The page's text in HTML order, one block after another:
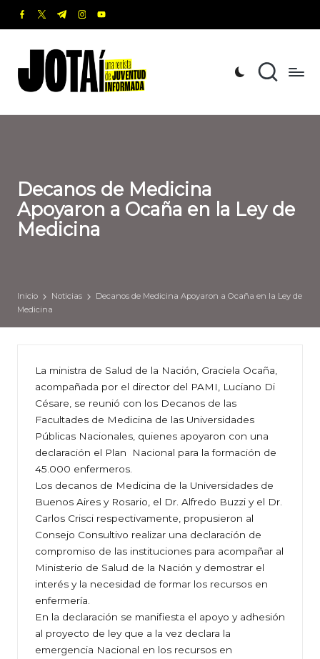
Saltar
contenido
facebook.com
twitter.com
t.me instagram.com
youtube.com
o
t
revista
de
Informada
Decanos de Medicina
Apoyaron a Ocaña en la Ley de
Medicina
Inicio Noticias
Decanos de Medicina Apoyaron a Ocaña en la Ley de
Medicina
La ministra de Salud de la Nación, Graciela Ocaña,
acompañada por el director del PAMI, Luciano Di
Césare, se reunió con los Decanos de las
Facultades de Medicina de las Universidades
Públicas Nacionales, quienes apoyaron con una
declaración el Plan Nacional para la formación de
45.000 enfermeros.
Los decanos de Medicina de la Universidades de
Buenos Aires y Rosario, el Dr. Alfredo Buzzi y el Dr.
Carlos Crisci respectivamente, propusieron al
Consejo Consultivo realizar una declaración de
compromiso de las instituciones para acompañar al
Ministerio de Salud de la Nación y demostrar el
interés y la necesidad de formar los recursos en
enfermería.
En la declaración se manifiesta el apoyo y adhesión
al proyecto de ley que a la vez declara la
emergencia Nacional en los recursos en